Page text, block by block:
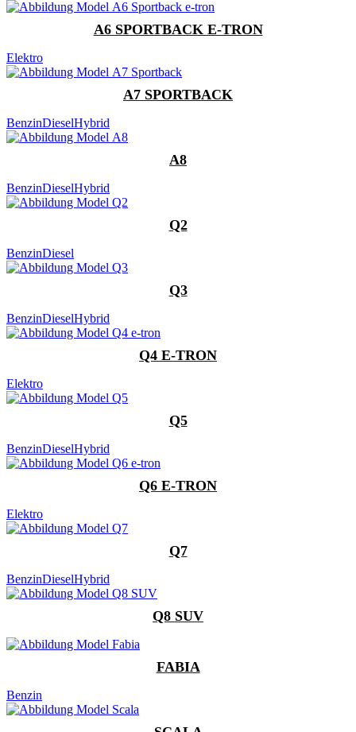
A6 SPORTBACK E-TRON
Elektro
A7 SPORTBACK
BenzinDieselHybrid
A8
BenzinDieselHybrid
Q2
BenzinDiesel
Q3
BenzinDieselHybrid
Q4 E-TRON
Elektro
Q5
BenzinDieselHybrid
Q6 E-TRON
Elektro
Q7
BenzinDieselHybrid
Q8 SUV
FABIA
Benzin